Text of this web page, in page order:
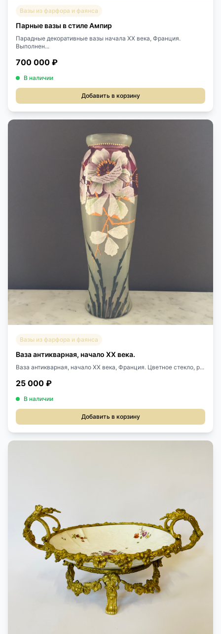
Вазы из фарфора и фаянса
Парные вазы в стиле Ампир
Парадные декоративные вазы начала XX века, Франция.
Выполнен...
700 000 ₽
В наличии
Добавить в корзину
Вазы из фарфора и фаянса
Ваза антикварная, начало XX века.
Ваза антикварная, начало XX века, Франция. Цветное стекло, р...
25 000 ₽
В наличии
Добавить в корзину